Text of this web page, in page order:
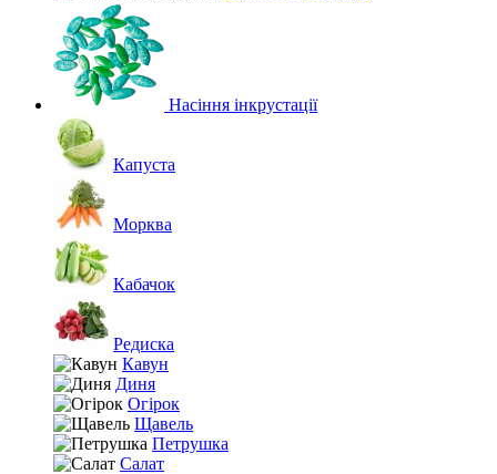
Насіння інкрустації
Капуста
Морква
Кабачок
Редиска
Кавун
Диня
Огірок
Щавель
Петрушка
Салат